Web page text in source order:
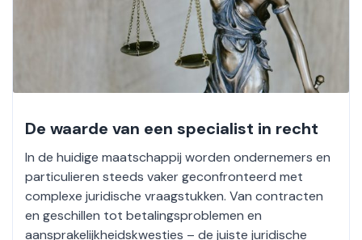
De waarde van een specialist in recht
In de huidige maatschappij worden ondernemers en
particulieren steeds vaker geconfronteerd met
complexe juridische vraagstukken. Van contracten
en geschillen tot betalingsproblemen en
aansprakelijkheidskwesties – de juiste juridische